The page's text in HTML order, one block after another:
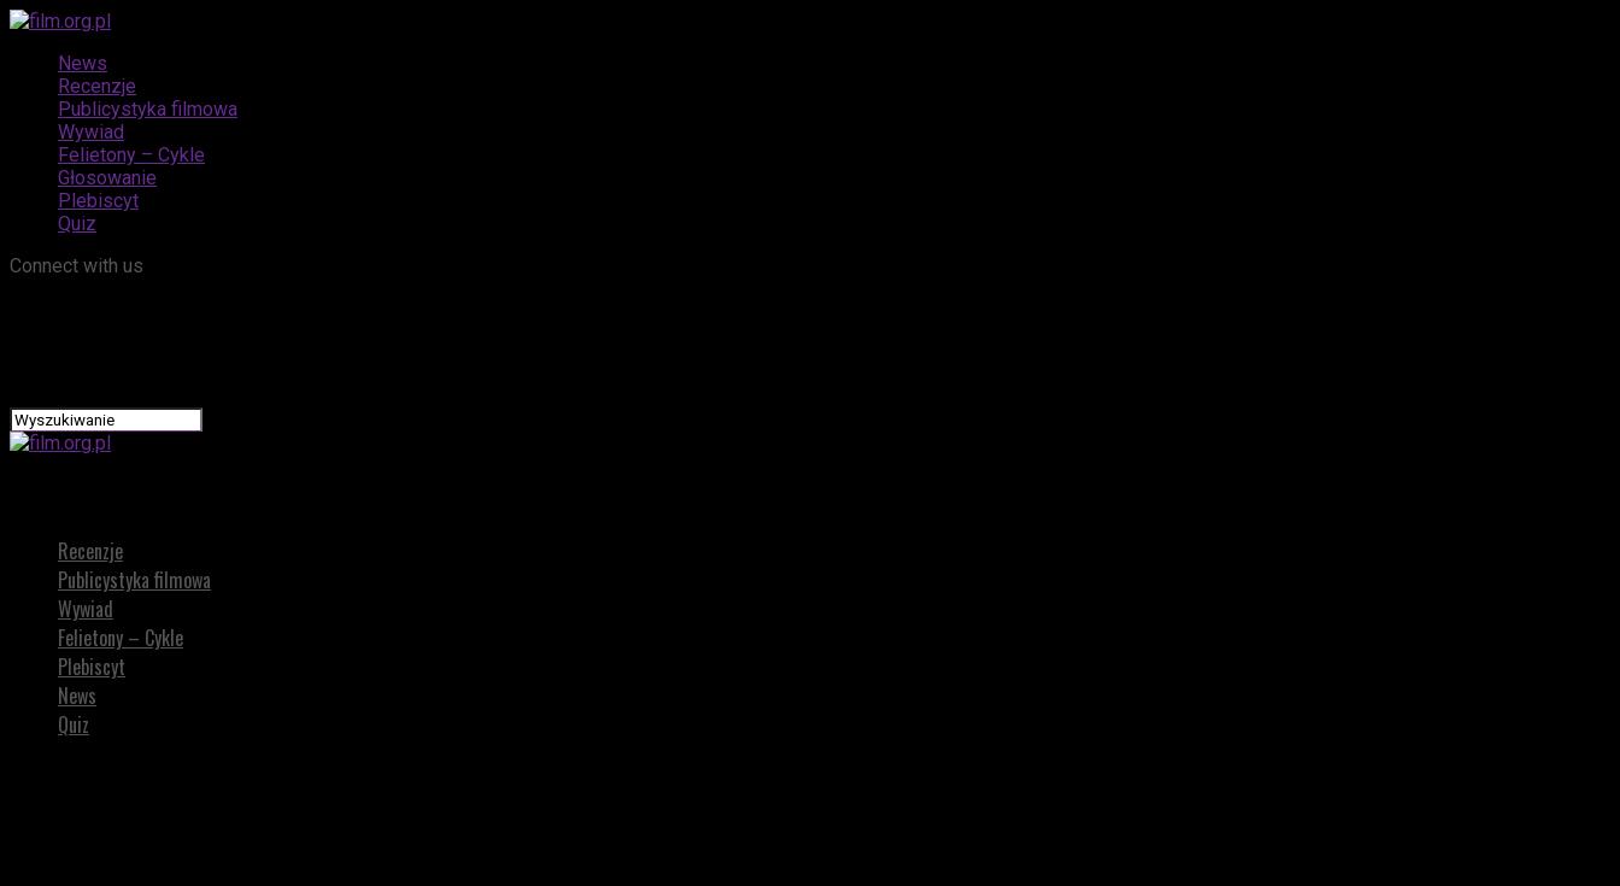
News
Recenzje
Publicystyka filmowa
Wywiad
Felietony – Cykle
Głosowanie
Plebiscyt
Quiz
Connect with us
Recenzje
Publicystyka filmowa
Wywiad
Felietony – Cykle
Plebiscyt
News
Quiz